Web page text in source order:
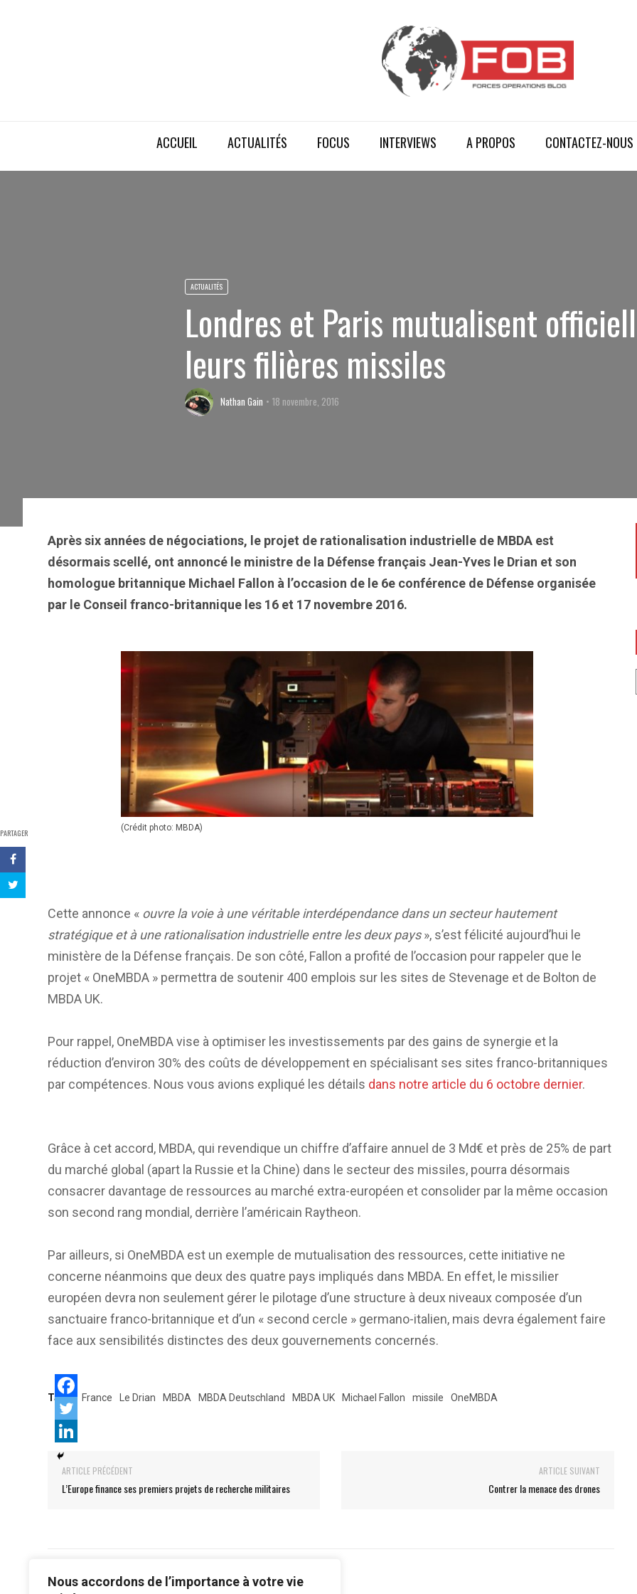
Nous accordons de l’importance à votre vie
ACCUEIL ACTUALITÉS FOCUS INTERVIEWS A PROPOS CONTACTEZ-NOUS
ACTUALITÉS
Londres et Paris mutualisent
leurs filières missiles
Nathan Gain 18 novembre, 2016
PARTAGER
Après six années de négociations, le projet de rationalisation industrielle de MBDA est
désormais scellé, ont annoncé le ministre de la Défense français Jean-Yves le Drian et son
homologue britannique Michael Fallon à l’occasion de le 6e conférence de Défense organisée
par le Conseil franco-britannique les 16 et 17 novembre 2016.
(Crédit photo: MBDA)
Cette annonce « ouvre la voie à une véritable interdépendance dans un secteur hautement
stratégique et à une rationalisation industrielle entre les deux pays», s’est félicité aujourd’hui le
ministère de la Défense français. De son côté, Fallon a profité de l’occasion pour rappeler que le
projet « OneMBDA » permettra de soutenir 400 emplois sur les sites de Stevenage et de Bolton de
MBDA UK.
Pour rappel, OneMBDA vise à optimiser les investissements par des gains de synergie et la
réduction d’environ 30% des coûts de développement en spécialisant ses sites franco-britanniques
par compétences. Nous vous avions expliqué les détails dans notre article du 6 octobre dernier.
Grâce à cet accord, MBDA, qui revendique un chiffre d’affaire annuel de 3 Md€ et près de 25% de part
du marché global (apart la Russie et la Chine) dans le secteur des missiles, pourra désormais
consacrer davantage de ressources au marché extra-européen et consolider par la même occasion
son second rang mondial, derrière l’américain Raytheon.
Par ailleurs, si OneMBDA est un exemple de mutualisation des ressources, cette initiative ne
concerne néanmoins que deux des quatre pays impliqués dans MBDA. En effet, le missilier
européen devra non seulement gérer le pilotage d’une structure à deux niveaux composée d’un
sanctuaire franco-britannique et d’un « second cercle » germano-italien, mais devra également faire
face aux sensibilités distinctes des deux gouvernements concernés.
Tags: France Le Drian MBDA MBDA Deutschland MBDA UK Michael Fallon missile OneMBDA
ARTICLE PRÉCÉDENT
L’Europe finance ses premiers projets de recherche militaires
ARTICLE SUIVANT
Contrer la menace des drones